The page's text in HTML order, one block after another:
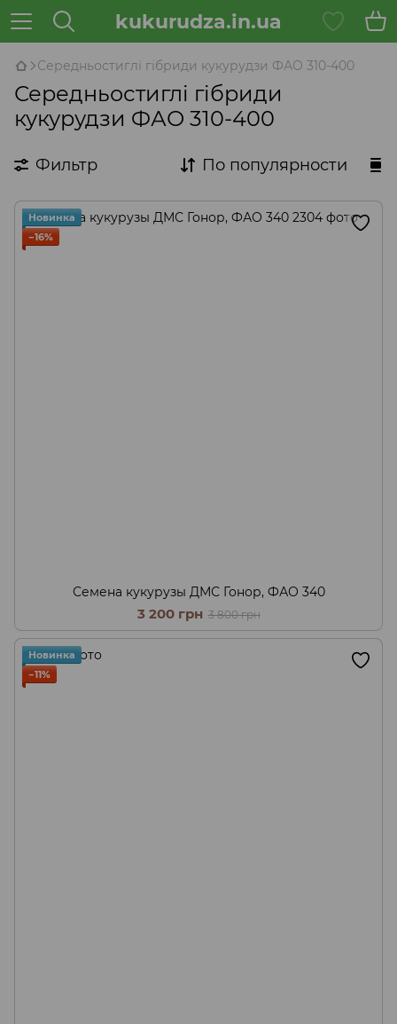
kukurudza.in.ua
Середньостиглі гібриди кукурудзи ФАО 310-400
Середньостиглі гібриди
кукурудзи ФАО 310-400
Фильтр По популярности
Новинка
−16%
Семена кукурузы ДМС Гонор, ФАО 340
3 200 грн 3 800 грн
Новинка
−11%